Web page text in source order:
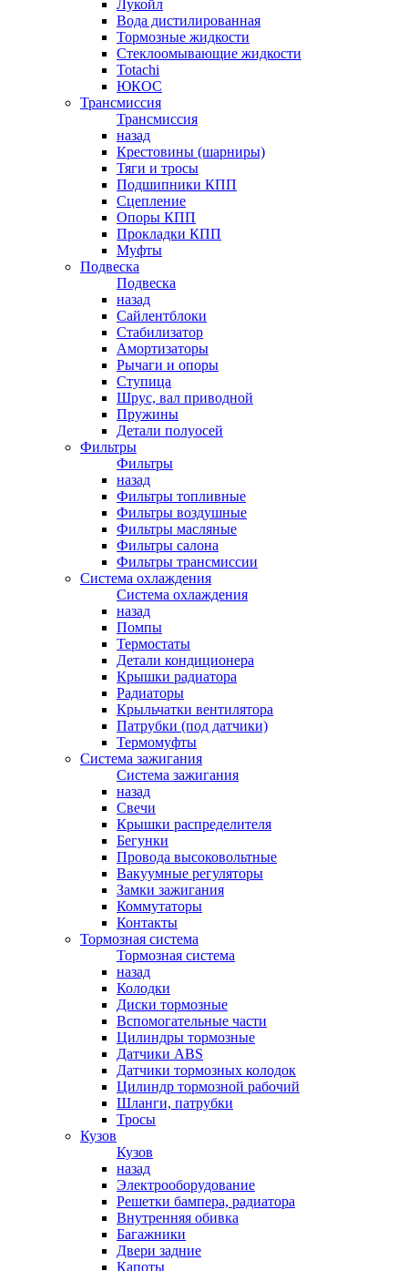
Лукойл
Вода дистилированная
Тормозные жидкости
Стеклоомывающие жидкости
Totachi
ЮКОС
Трансмиссия
Трансмиссия
назад
Крестовины (шарниры)
Тяги и тросы
Подшипники КПП
Сцепление
Опоры КПП
Прокладки КПП
Муфты
Подвеска
Подвеска
назад
Сайлентблоки
Стабилизатор
Амортизаторы
Рычаги и опоры
Ступица
Шрус, вал приводной
Пружины
Детали полуосей
Фильтры
Фильтры
назад
Фильтры топливные
Фильтры воздушные
Фильтры масляные
Фильтры салона
Фильтры трансмиссии
Система охлаждения
Система охлаждения
назад
Помпы
Термостаты
Детали кондиционера
Крышки радиатора
Радиаторы
Крыльчатки вентилятора
Патрубки (под датчики)
Термомуфты
Система зажигания
Система зажигания
назад
Свечи
Крышки распределителя
Бегунки
Провода высоковольтные
Вакуумные регуляторы
Замки зажигания
Коммутаторы
Контакты
Тормозная система
Тормозная система
назад
Колодки
Диски тормозные
Вспомогательные части
Цилиндры тормозные
Датчики ABS
Датчики тормозных колодок
Цилиндр тормозной рабочий
Шланги, патрубки
Тросы
Кузов
Кузов
назад
Электрооборудование
Решетки бампера, радиатора
Внутренняя обивка
Багажники
Двери задние
Капоты